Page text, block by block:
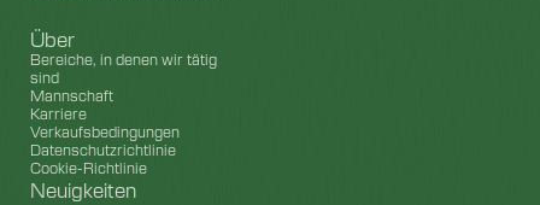
Über
Bereiche, in denen wir tätig
sind
Mannschaft
Karriere
Verkaufsbedingungen
Datenschutzrichtlinie
Cookie-Richtlinie
Neuigkeiten